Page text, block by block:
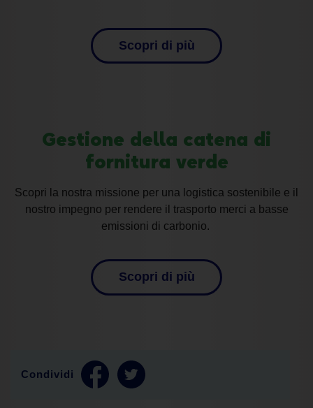
Scopri di più
Gestione della catena di
fornitura verde
Scopri la nostra missione per una logistica sostenibile e il
nostro impegno per rendere il trasporto merci a basse
emissioni di carbonio.
Scopri di più
Condividi